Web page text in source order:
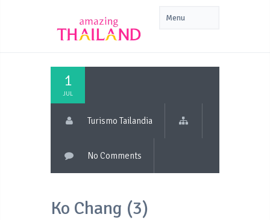
1
JUL
Turismo Tailandia
No Comments
Ko Chang (3)